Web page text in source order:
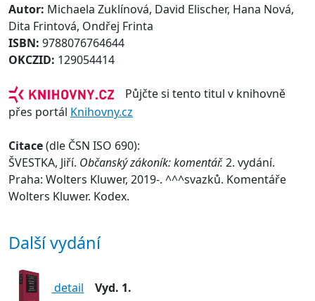
Autor: Michaela Zuklínová, David Elischer, Hana Nová,
Dita Frintová, Ondřej Frinta
ISBN: 9788076764644
OKCZID: 129054414
Půjčte si tento titul v knihovně
přes portál Knihovny.cz
Citace(dle ČSN ISO 690):
ŠVESTKA, Jiří. Občanský zákoník: komentář.2. vydání.
Praha: Wolters Kluwer, 2019-. ^^^svazků. Komentáře
Wolters Kluwer. Kodex.
Další vydání
detail Vyd. 1.